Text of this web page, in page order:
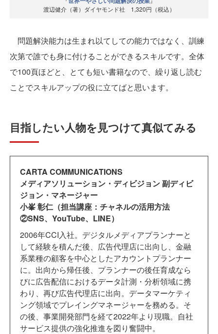
渡辺健介（著）ダイヤモンド社 1,320円（税込）
問題解決能力は生まれ以てしての能力ではなく、訓練
次第で誰でも身に付けることができるスキルです。全体
で100頁ほどと、とても短い書籍なので、繰り返し読む
ことでスキルアップの役に立てばと思います。
目指したい人物を見つけて真似てみる
CARTA COMMUNICATIONS
メディアソリューション・ディビジョン 副ディビ
ジョン・マネージャー
小峯 彰仁（担当講座：チャネルの活用方法
②SNS、YouTube、LINE）
2006年CCI入社。デジタルメディアプランナーと
して経験を積んだ後、広告代理店に出向し、金融
系業種の顧客を中心としたアカウントプランナー
に。出向から帰任後、プランナーの後任育成なら
びに広告配信におけるデータ計測・分析領域に携
わり、再び広告代理店に出向。データマーケティ
ング領域でプレイングマネージャーを務める。そ
の後、事業開発部門を経て2022年より現職。自社
サービス提供の強化推進を図り奮闘中。